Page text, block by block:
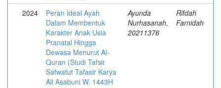
2024
Peran Ideal Ayah
Dalam Membentuk
Karakter Anak Usia
Pranatal Hingga
Dewasa Menurut Al-
Quran (Studi Tafsir
Safwatut Tafasir Karya
Ali Asabuni W. 1443H
Ayunda
Nurhasanah,
20211376
Rifdah
Farnidah